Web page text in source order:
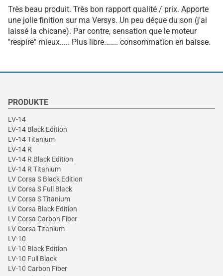
Très beau produit. Très bon rapport qualité / prix. Apporte
une jolie finition sur ma Versys. Un peu déçue du son (j'ai
laissé la chicane). Par contre, sensation que le moteur
"respire" mieux..... Plus libre....... consommation en baisse.
PRODUKTE
LV-14
LV-14 Black Edition
LV-14 Titanium
LV-14 R
LV-14 R Black Edition
LV-14 R Titanium
LV Corsa S Black Edition
LV Corsa S Full Black
LV Corsa S Titanium
LV Corsa Black Edition
LV Corsa Carbon Fiber
LV Corsa Titanium
LV-10
LV-10 Black Edition
LV-10 Full Black
LV-10 Carbon Fiber